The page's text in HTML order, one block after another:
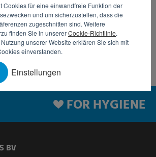
Cookies für eine einwandfreie Funktion der
und um sicherzustellen, dass die
zugeschnitten sind. Weitere
finden Sie in unsererCookie-Richtlinie.
unserer Website erklären Sie sich mit
einverstanden.
Einstellungen
FOR HYGIENE
BV